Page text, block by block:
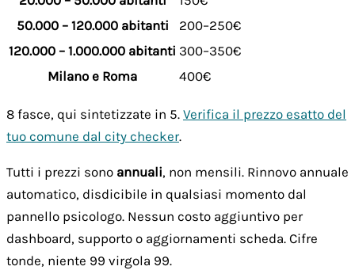
50.000 – 120.000 abitanti
200–250€
120.000 – 1.000.000 abitanti 300–350€
Milano e Roma
400€
8 fasce, qui sintetizzate in 5. Verifica il prezzo esatto del
tuo comune dal city checker.
Tutti i prezzi sono annuali, non mensili. Rinnovo annuale
automatico, disdicibile in qualsiasi momento dal
pannello psicologo. Nessun costo aggiuntivo per
dashboard, supporto o aggiornamenti scheda. Cifre
tonde, niente 99 virgola 99.